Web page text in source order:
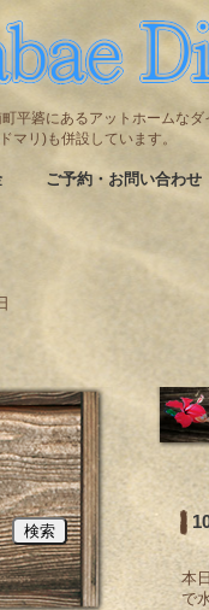
平碆にあるアットホームな
リ)も併設しています。
ご予約・お問い合わせ
本
で